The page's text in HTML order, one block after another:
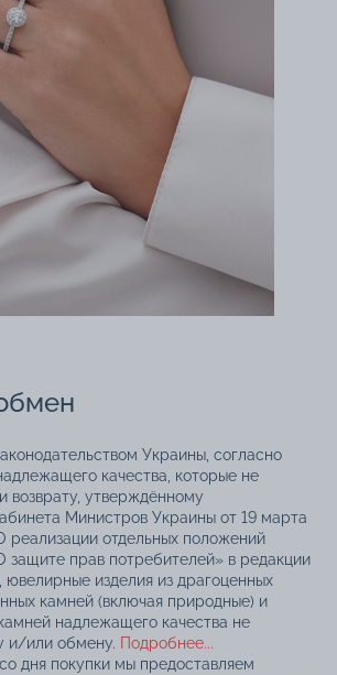
Украины, согласно
качества, которые не
возврату, утверждённому
Министров Украины от 19 марта
реализации отдельных положений
защите прав потребителей» в редакции
ювелирные изделия из драгоценных
камней (включая природные) и
надлежащего качества не
и/или обмену. Подробнее...
дня покупки мы предоставляем